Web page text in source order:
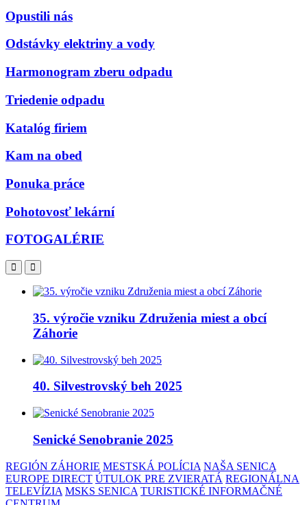
Opustili nás
Odstávky elektriny a vody
Harmonogram zberu odpadu
Triedenie odpadu
Katalóg firiem
Kam na obed
Ponuka práce
Pohotovosť lekární
FOTOGALÉRIE
35. výročie vzniku Združenia miest a obcí
Záhorie
40. Silvestrovský beh 2025
Senické Senobranie 2025
REGIÓN ZÁHORIE MESTSKÁ POLÍCIA NAŠA SENICA
EUROPE DIRECT ÚTULOK PRE ZVIERATÁ REGIONÁLNA
TELEVÍZIA MSKS SENICA TURISTICKÉ INFORMAČNÉ